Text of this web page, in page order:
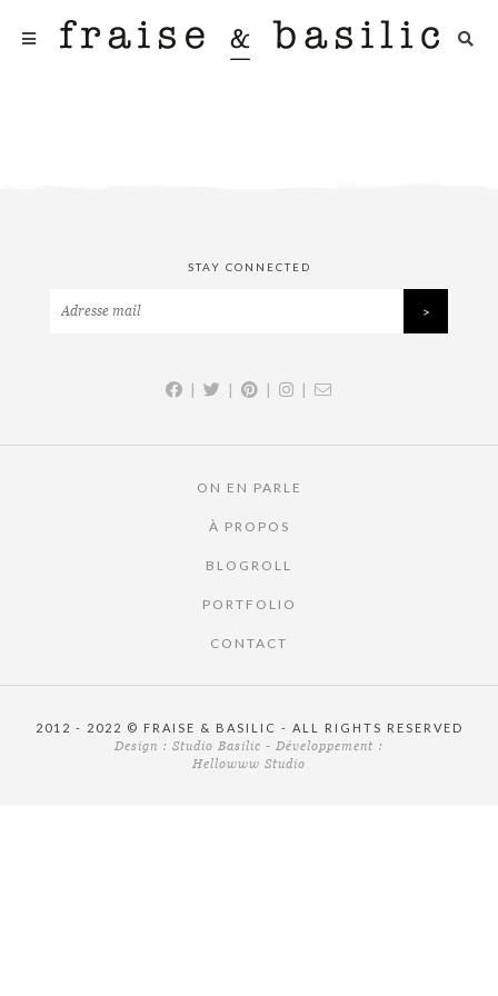
STAY CONNECTED
| | | |
ON EN PARLE
À PROPOS
BLOGROLL
PORTFOLIO
CONTACT
2012 - 2022 © FRAISE & BASILIC - ALL RIGHTS RESERVED
Design : Studio Basilic - Développement :
Hellowww Studio